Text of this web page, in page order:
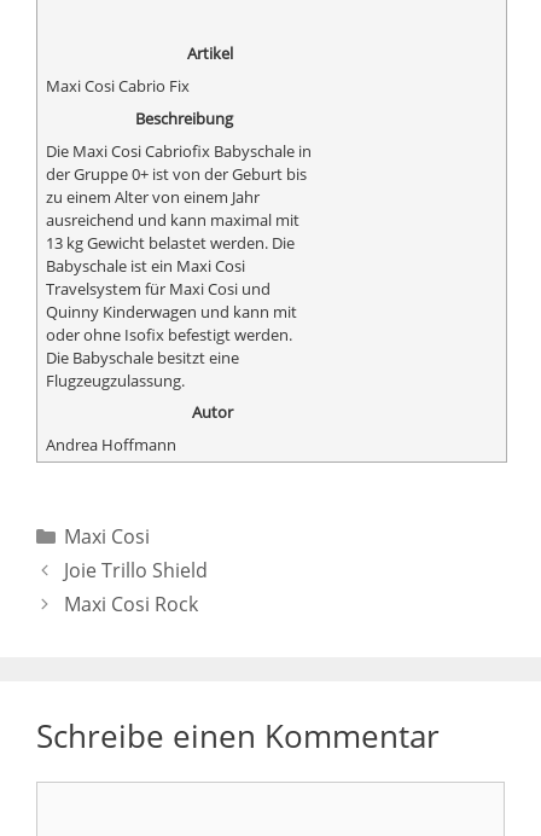
Artikel
Maxi Cosi Cabrio Fix
Beschreibung
Die Maxi Cosi Cabriofix Babyschale in
der Gruppe 0+ ist von der Geburt bis
zu einem Alter von einem Jahr
ausreichend und kann maximal mit
13 kg Gewicht belastet werden. Die
Babyschale ist ein Maxi Cosi
Travelsystem für Maxi Cosi und
Quinny Kinderwagen und kann mit
oder ohne Isofix befestigt werden.
Die Babyschale besitzt eine
Flugzeugzulassung.
Autor
Andrea Hoffmann
Kategorien
Maxi Cosi
Joie Trillo Shield
Maxi Cosi Rock
Schreibe einen Kommentar